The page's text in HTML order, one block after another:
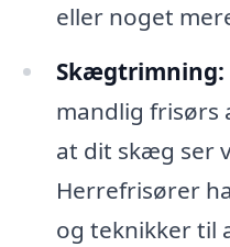
eller noget
Skægtrimning:
mandlig frisørs
at dit skæg ser
Herrefrisører
og teknikker til